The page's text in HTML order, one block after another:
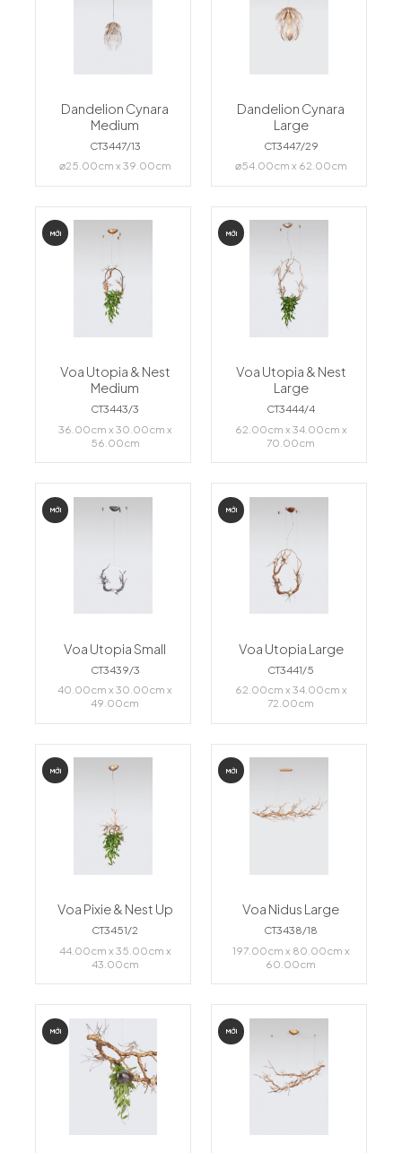
Dandelion Cynara
Medium
CT3447/13
⌀25.00cm x 39.00cm
Dandelion Cynara
Large
CT3447/29
⌀54.00cm x 62.00cm
MỚI
Voa Utopia & Nest
Medium
CT3443/3
36.00cm x 30.00cm x
56.00cm
MỚI
Voa Utopia & Nest
Large
CT3444/4
62.00cm x 34.00cm x
70.00cm
MỚI
Voa Utopia Small
CT3439/3
40.00cm x 30.00cm x
49.00cm
MỚI
Voa Utopia Large
CT3441/5
62.00cm x 34.00cm x
72.00cm
MỚI
Voa Pixie & Nest Up
CT3451/2
44.00cm x 35.00cm x
43.00cm
MỚI
Voa Nidus Large
CT3438/18
197.00cm x 80.00cm x
60.00cm
MỚI MỚI